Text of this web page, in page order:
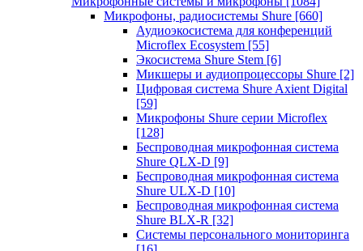
Микрофоны, радиосистемы Shure [660]
Аудиоэкосистема для конференций
Microflex Ecosystem [55]
Экосистема Shure Stem [6]
Микшеры и аудиопроцессоры Shure [2]
Цифровая система Shure Axient Digital
[59]
Микрофоны Shure серии Microflex
[128]
Беспроводная микрофонная система
Shure QLX-D [9]
Беспроводная микрофонная система
Shure ULX-D [10]
Беспроводная микрофонная система
Shure BLX-R [32]
Системы персонального мониторинга